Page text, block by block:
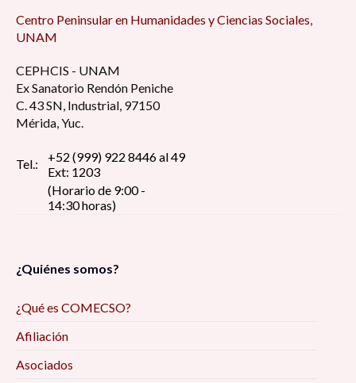
Centro Peninsular en Humanidades y Ciencias Sociales,
UNAM
CEPHCIS - UNAM
Ex Sanatorio Rendón Peniche
C. 43 SN, Industrial, 97150
Mérida, Yuc.
Tel.:
+52 (999) 922 8446 al 49
Ext: 1203
(Horario de 9:00 -
14:30 horas)
¿Quiénes somos?
¿Qué es COMECSO?
Afiliación
Asociados